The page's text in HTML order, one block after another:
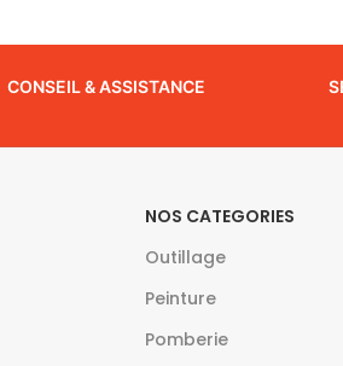
CONSEIL & ASSISTANCE
NOS CATEGORIES
Outillage
Peinture
Pomberie